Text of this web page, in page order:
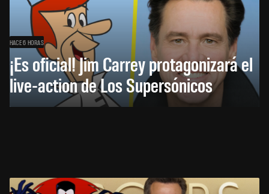
HACE 6 HORAS
¡Es oficial! Jim Carrey protagonizará el
live-action de Los Supersónicos